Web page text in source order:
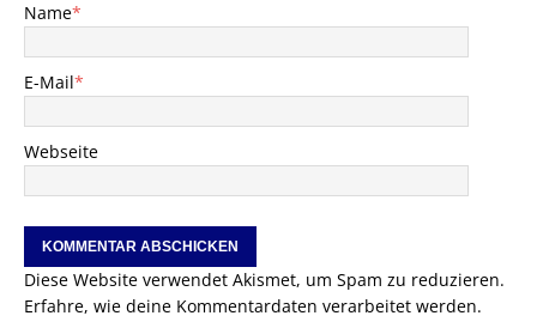
Name*
E-Mail*
Webseite
Diese Website verwendet Akismet, um Spam zu reduzieren.
Erfahre, wie deine Kommentardaten verarbeitet werden.